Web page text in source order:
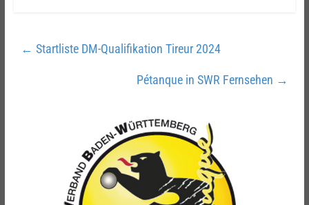
← Startliste DM-Qualifikation Tireur 2024
Pétanque in SWR Fernsehen →